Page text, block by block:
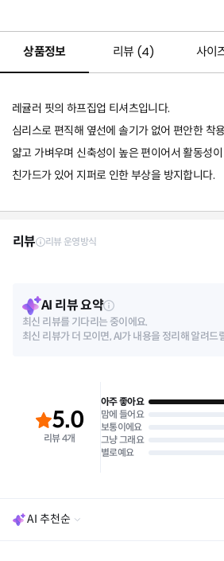
상품정보 리뷰 (4) 사이
레귤러 핏의 하프집업 티셔츠입니다.
심리스로 편직해 옆선에 솔기가 없어 편안한 착
얇고 가벼우며 신축성이 높은 편이어서 활동성
친가드가 있어 지퍼로 인한 부상을 방지합니다.